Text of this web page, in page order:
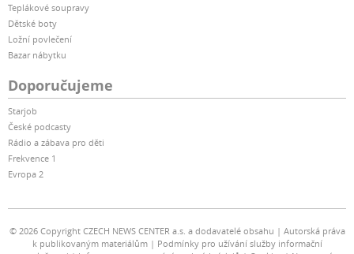
Teplákové soupravy
Dětské boty
Ložní povlečení
Bazar nábytku
Doporučujeme
Starjob
České podcasty
Rádio a zábava pro děti
Frekvence 1
Evropa 2
© 2026 Copyright CZECH NEWS CENTER a.s. a dodavatelé obsahu
Autorská práva
k publikovaným materiálům
Podmínky pro užívání služby informační